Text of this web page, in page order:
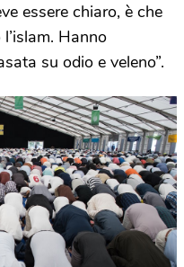
essere chiaro, è che
Hanno
su odio e veleno”.